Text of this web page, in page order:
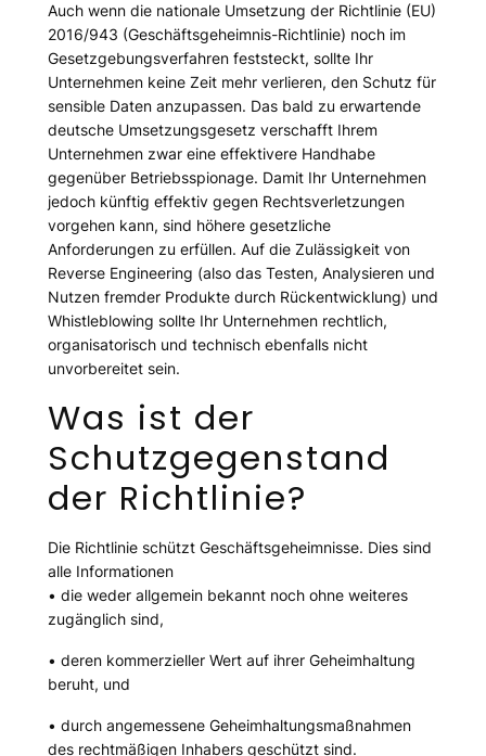
Auch wenn die nationale Umsetzung der Richtlinie (EU)
2016/943 (Geschäftsgeheimnis-Richtlinie) noch im
Gesetzgebungsverfahren feststeckt, sollte Ihr
Unternehmen keine Zeit mehr verlieren, den Schutz für
sensible Daten anzupassen. Das bald zu erwartende
deutsche Umsetzungsgesetz verschafft Ihrem
Unternehmen zwar eine effektivere Handhabe
gegenüber Betriebsspionage. Damit Ihr Unternehmen
jedoch künftig effektiv gegen Rechtsverletzungen
vorgehen kann, sind höhere gesetzliche
Anforderungen zu erfüllen. Auf die Zulässigkeit von
Reverse Engineering (also das Testen, Analysieren und
Nutzen fremder Produkte durch Rückentwicklung) und
Whistleblowing sollte Ihr Unternehmen rechtlich,
organisatorisch und technisch ebenfalls nicht
unvorbereitet sein.
Was ist der
Schutzgegenstand
der Richtlinie?
Die Richtlinie schützt Geschäftsgeheimnisse. Dies sind
alle Informationen
• die weder allgemein bekannt noch ohne weiteres
zugänglich sind,
• deren kommerzieller Wert auf ihrer Geheimhaltung
beruht, und
• durch angemessene Geheimhaltungsmaßnahmen
des rechtmäßigen Inhabers geschützt sind.